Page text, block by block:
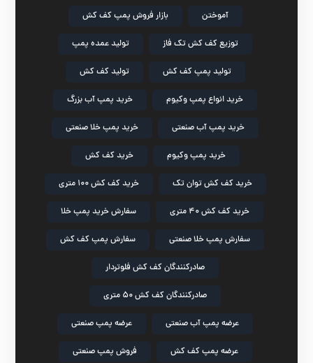
آموختن بازار فروش پمپ کف کش
توزیع کف کش تک فاز تولید عمده پمپ
تولید پمپ کف کش تولید کف کش
خرید انواع پمپ وکیوم خرید پمپ آب بزرگ
خرید پمپ آب صنعتی خرید پمپ خلا صنعتی
خرید پمپ وکیوم خرید کف کش
خرید کف کش توان تک خرید کف کش ۱۰۰ متری
خرید کف کش ۴۰ متری سفارش خرید پمپ خلا
سفارش پمپ خلا صنعتی سفارش پمپ کف کش
صادرکنندگان کف کش فلوتردار
صادرکنندگان کف کش ۵۰ متری
عرضه پمپ آب صنعتی عرضه پمپ صنعتی
عرضه پمپ کف کش فروش پمپ صنعتی